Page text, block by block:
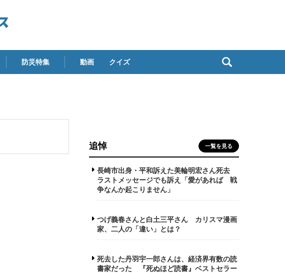
防災特集 動画 クイズ
追悼 一覧を見る
長崎市出身・平和訴えた美輪明宏さん死去
ラストメッセージでも訴え「愛があれば 戦
争なんか起こりません」
つげ義春さんと白土三平さん カリスマ漫画
家、二人の「違い」とは？
死去した丹羽宇一郎さんは、経済界有数の読
書家だった 『死ぬほど読書』ベストセラー